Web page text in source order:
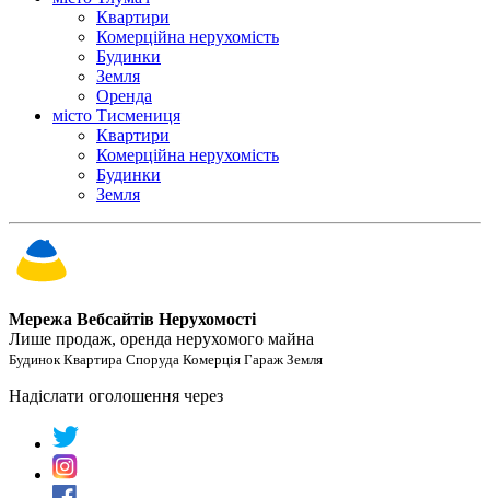
Квартири
Комерційна нерухомість
Будинки
Земля
Оренда
місто Тисмениця
Квартири
Комерційна нерухомість
Будинки
Земля
Мережа Вебсайтів Нерухомості
Лише продаж, оренда нерухомого майна
Будинок Квартира Споруда Комерція Гараж Земля
Надіслати оголошення через